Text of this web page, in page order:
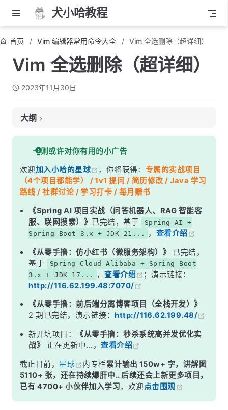
犬小哈教程
首页 Vim 编辑器常用命令大全 Vim 全选删除（超详细）
Vim 全选删除（超详细）
2023年11月30日
大纲
1. 进入普通模式
2. 使用 ggVG 选择整个文件内容
3. 按下 d 删除选中的内容
总结
一则或许对你有用的小广告
欢迎加入小哈的星球 ，你将获得： 专属的实战项目
（4个项目都能学） / 1v1 提问 / 简历修改 / Java 学习
路线 / 社群讨论 / 学习打卡 / 每月赠书
《Spring AI 项目实战（问答机器人、RAG 智能客
服、联网搜索）》 已完结，基于
Spring AI +
Spring Boot 3.x + JDK 21...
， 查看介绍
《从零手撸：仿小红书（微服务架构）》
已完结，
基于
Spring Cloud Alibaba + Spring Boot
3.x + JDK 17...
，查看介绍
；演示链接：
http://116.62.199.48:7070/
《从零手撸：前后端分离博客项目（全栈开发）》
2 期已完结，演示链接： http://116.62.199.48/
新开坑项目：
《从零手撸：秒杀系统高并发优化实
战》
正在更新中...，查看介绍
截止目前， 星球 内专栏累计输出 150w+ 字，讲解图
5110+ 张，还在持续爆肝中.. 后续还会上新更多项目，
已有 4700+ 小伙伴加入学习，欢迎点击围观